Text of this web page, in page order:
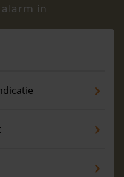
op
alarm in